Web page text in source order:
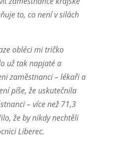
to, co není v silách
obléci mi tričko
už tak napjaté a
zaměstnanci – lékaři a
píše, že uskutečnila
– více než 71,3
že by nikdy nechtěli
Liberec.